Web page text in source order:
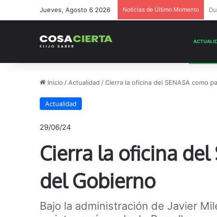
Jueves, Agosto 6 2026 Noticias de Último Momento
Inicio / Actualidad / Cierra la oficina del SENASA como
Actualidad
29/06/24
Cierra la oficina
del Gobierno
Bajo la administración de Javier